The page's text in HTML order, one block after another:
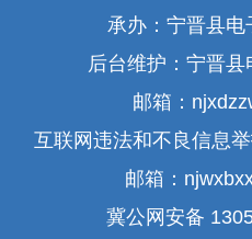
承办：宁晋县
后台维护：宁晋
邮箱：
互联网违法和不良信息
邮箱：
冀公网安备